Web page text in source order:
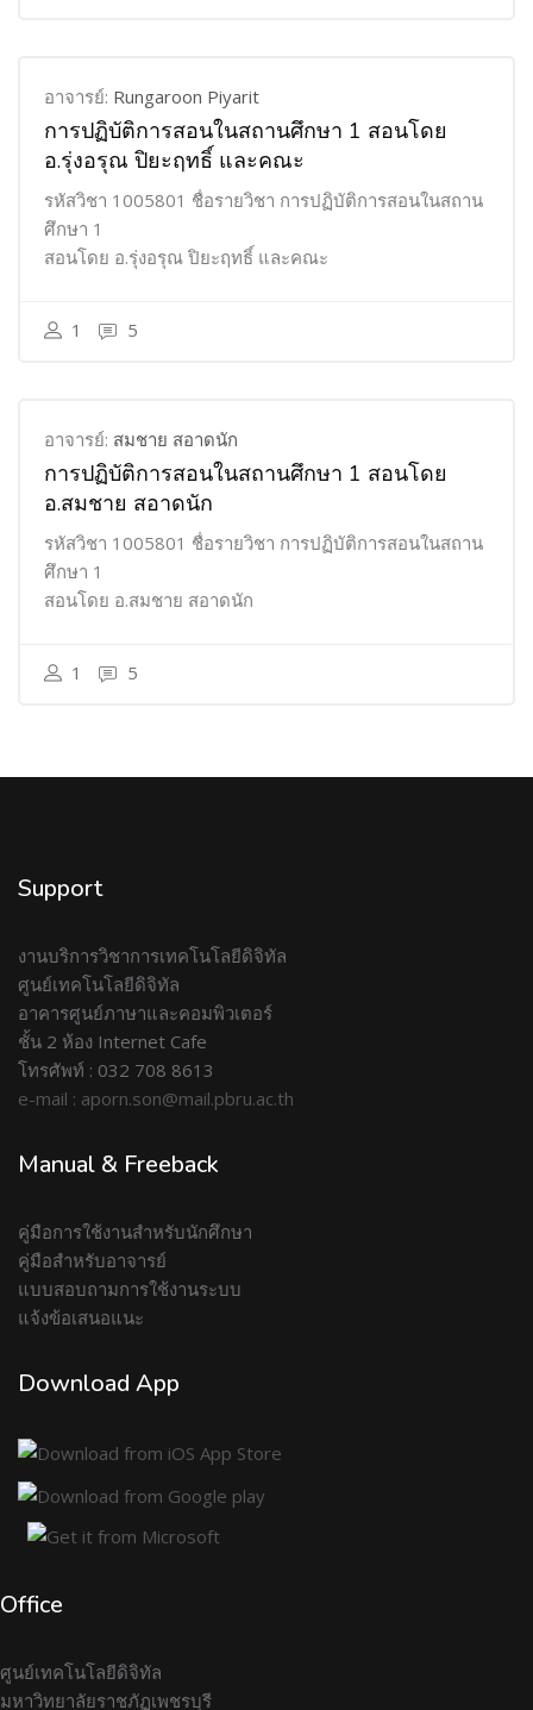
อาจารย์: Rungaroon Piyarit
การปฏิบัติการสอนในสถานศึกษา 1 สอนโดย
อ.รุ่งอรุณ ปิยะฤทธิ์ และคณะ
รหัสวิชา 1005801 ชื่อรายวิชา การปฏิบัติการสอนในสถาน
ศึกษา 1
สอนโดย อ.รุ่งอรุณ ปิยะฤทธิ์ และคณะ
1 5
อาจารย์: สมชาย สอาดนัก
การปฏิบัติการสอนในสถานศึกษา 1 สอนโดย
อ.สมชาย สอาดนัก
รหัสวิชา 1005801 ชื่อรายวิชา การปฏิบัติการสอนในสถาน
ศึกษา 1
สอนโดย อ.สมชาย สอาดนัก
1 5
Support
งานบริการวิชาการเทคโนโลยีดิจิทัล
ศูนย์เทคโนโลยีดิจิทัล
อาคารศูนย์ภาษาและคอมพิวเตอร์
ชั้น 2 ห้อง Internet Cafe
โทรศัพท์ : 032 708 8613
e-mail : aporn.son@mail.pbru.ac.th
Manual & Freeback
คู่มือการใช้งานสำหรับนักศึกษา
คู่มือสำหรับอาจารย์
แบบสอบถามการใช้งานระบบ
แจ้งข้อเสนอแนะ
Download App
Office
ศูนย์เทคโนโลยีดิจิทัล
มหาวิทยาลัยราชภัฏเพชรบุรี